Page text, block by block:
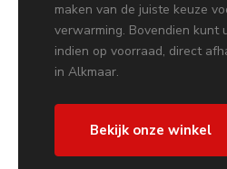
maken van de juiste keuze
verwarming. Bovendien kunt
indien op voorraad, direct
in Alkmaar.
Bekijk onze winkel